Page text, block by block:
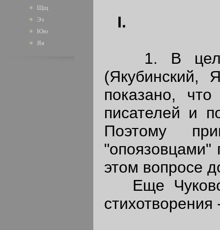
Щщ
Ээ
Юю
Яя
I.
1. В целом
(Якубинский,
показано,
писателей и
Поэтому
"опоязовцами"
этом вопросе
Еще
стихотворения